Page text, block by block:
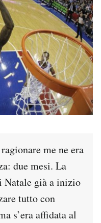
me ne era
due mesi. La
Natale già a inizio
tutto con
s’era affidata al